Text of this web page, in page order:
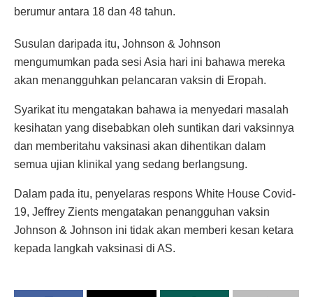
berumur antara 18 dan 48 tahun.
Susulan daripada itu, Johnson & Johnson
mengumumkan pada sesi Asia hari ini bahawa mereka
akan menangguhkan pelancaran vaksin di Eropah.
Syarikat itu mengatakan bahawa ia menyedari masalah
kesihatan yang disebabkan oleh suntikan dari vaksinnya
dan memberitahu vaksinasi akan dihentikan dalam
semua ujian klinikal yang sedang berlangsung.
Dalam pada itu, penyelaras respons White House Covid-
19, Jeffrey Zients mengatakan penangguhan vaksin
Johnson & Johnson ini tidak akan memberi kesan ketara
kepada langkah vaksinasi di AS.